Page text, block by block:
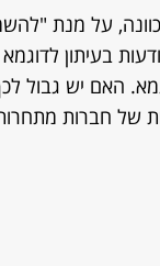
על מנת
בעיתון
האם יש גבול
של חברות